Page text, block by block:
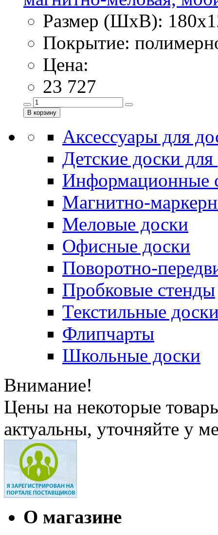
Размер (ШхВ):
Покрытие:
Цена:
23 727
Аксессуары для
Детские доски
Информационные
Магнитно-
Меловые доски
Офисные доски
Поворотно-
Пробковые стенды
Текстильные
Флипчарты
Школьные доски
Внимание!
Цены на некоторые
актуальны, уточняйте у
О магазине